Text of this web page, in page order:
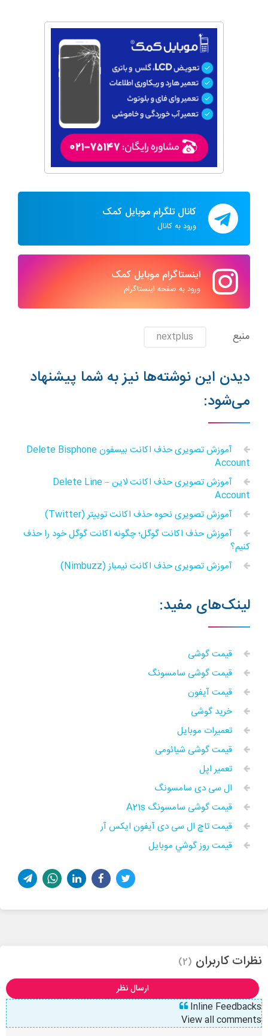
کانال تلگرام موبایل کمک
ورود به کانال
اینستاگرام موبایل کمک
ورود به صفحه اینستاگرام
منبع nextplus
دیدن این نوشته‌ها نیز به شما پیشنهاد
می‌شود:
آموزش تصویری حذف اکانت بیسفون Delete Bisphone
Account
آموزش تصویری حذف اکانت لاین – Delete Line
Account
آموزش تصویری نحوه حذف اکانت توییتر (Twitter)
آموزش حذف اکانت گوگل؛ چگونه اکانت گوگل خود را حذف
کنیم؟
آموزش تصویری حذف اکانت نیمباز (Nimbuzz)
لینک‌های مفید:
قیمت گوشی
قیمت گوشی سامسونگ
قیمت آیفون
خرید گوشی
تعمیرات موبایل
قیمت گوشی شیائومی
تعمیر اپل
ال سی دی سامسونگ
قیمت گوشی سامسونگ A21s
قیمت تاچ ال سی دی آیفون ایکس آر
قيمت روز گوشي موبايل
نظرات کاربران (2)
ارسال نظر
Inline Feedbacks
View all comments